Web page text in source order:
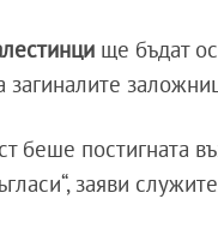
ще бъдат
загиналите
беше постигната
заяви